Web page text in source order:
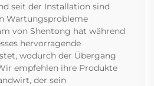
seit der Installation sind
Wartungsprobleme
von Shentong hat während
hervorragende
wodurch der Übergang
empfehlen ihre Produkte
der sein